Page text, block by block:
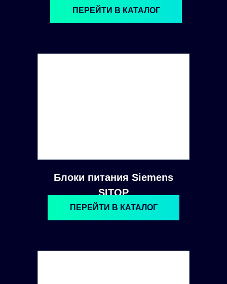
Блоки питания Siemens
SITOP
ПЕРЕЙТИ В КАТАЛОГ
ПЕРЕЙТИ В КАТАЛОГ